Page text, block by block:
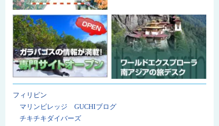
フィリピン
マリンビレッジ GUCHIブログ
チキチキダイバーズ